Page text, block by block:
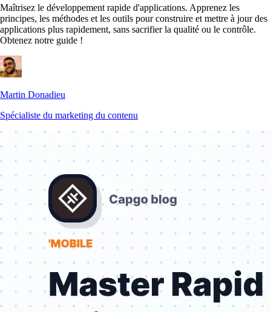
Maîtrisez le développement rapide d'applications. Apprenez les
principes, les méthodes et les outils pour construire et mettre à jour des
applications plus rapidement, sans sacrifier la qualité ou le contrôle.
Obtenez notre guide !
Martin Donadieu
Spécialiste du marketing du contenu